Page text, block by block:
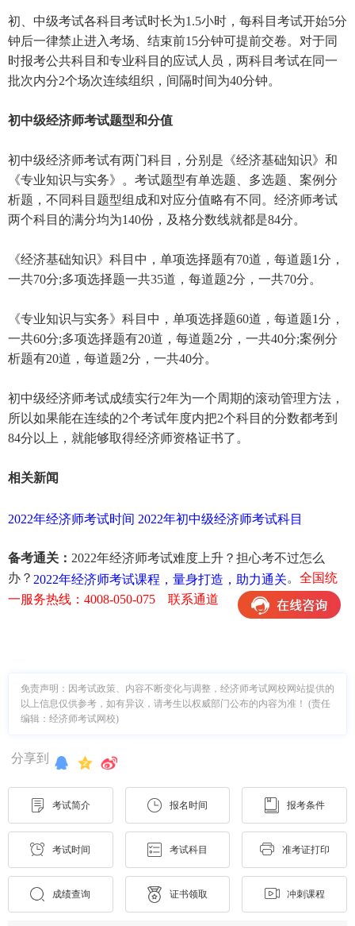
初、中级考试各科目考试时长为1.5小时，每科目考试开始5分
钟后一律禁止进入考场、结束前15分钟可提前交卷。对于同
时报考公共科目和专业科目的应试人员，两科目考试在同一
批次内分2个场次连续组织，间隔时间为40分钟。
初中级经济师考试题型和分值
初中级经济师考试有两门科目，分别是《经济基础知识》和
《专业知识与实务》。考试题型有单选题、多选题、案例分
析题，不同科目题型组成和对应分值略有不同。经济师考试
两个科目的满分均为140份，及格分数线就都是84分。
《经济基础知识》科目中，单项选择题有70道，每道题1分，
一共70分;多项选择题一共35道，每道题2分，一共70分。
《专业知识与实务》科目中，单项选择题60道，每道题1分，
一共60分;多项选择题有20道，每道题2分，一共40分;案例分
析题有20道，每道题2分，一共40分。
初中级经济师考试成绩实行2年为一个周期的滚动管理方法，
所以如果能在连续的2个考试年度内把2个科目的分数都考到
84分以上，就能够取得经济师资格证书了。
相关新闻
2022年经济师考试时间 2022年初中级经济师考试科目
备考通关： 2022年经济师考试难度上升？担心考不过怎么
办？ 2022年经济师考试课程，量身打造，助力通关。 全国统
一服务热线：4008-050-075 联系通道
免责声明：因考试政策、内容不断变化与调整，经济师考试网校网站提供的
以上信息仅供参考，如有异议，请考生以权威部门公布的内容为准！ (责任
编辑：经济师考试网校)
分享到
考试简介 报名时间 报考条件
考试时间 考试科目 准考证打印
成绩查询 证书领取 冲刺课程